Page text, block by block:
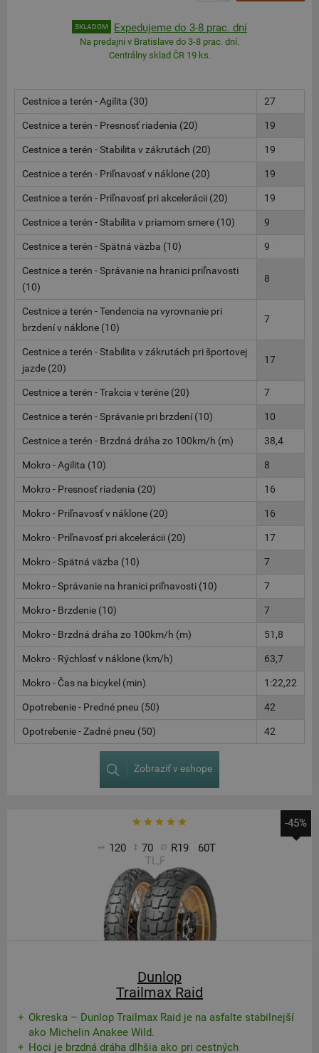
SKLADOM Expedujeme do 3-8 prac. dní
Na predajni v Bratislave do 3-8 prac. dní.
Centrálny sklad ČR 19 ks.
Cestnice a terén - Agilita (30) 27
Cestnice a terén - Presnosť riadenia (20) 19
Cestnice a terén - Stabilita v zákrutách (20) 19
Cestnice a terén - Priľnavosť v náklone (20) 19
Cestnice a terén - Priľnavosť pri akcelerácii (20) 19
Cestnice a terén - Stabilita v priamom smere (10) 9
Cestnice a terén - Spätná väzba (10) 9
Cestnice a terén - Správanie na hranici priľnavosti
(10)
8
Cestnice a terén - Tendencia na vyrovnanie pri
brzdení v náklone (10)
7
Cestnice a terén - Stabilita v zákrutách pri športovej
jazde (20)
17
Cestnice a terén - Trakcia v teréne (20) 7
Cestnice a terén - Správanie pri brzdení (10) 10
Cestnice a terén - Brzdná dráha zo 100km/h (m) 38,4
Mokro - Agilita (10) 8
Mokro - Presnosť riadenia (20) 16
Mokro - Priľnavosť v náklone (20) 16
Mokro - Priľnavosť pri akcelerácii (20) 17
Mokro - Spätná väzba (10) 7
Mokro - Správanie na hranici priľnavosti (10) 7
Mokro - Brzdenie (10) 7
Mokro - Brzdná dráha zo 100km/h (m) 51,8
Mokro - Rýchlosť v náklone (km/h) 63,7
Mokro - Čas na bicykel (min) 1:22,22
Opotrebenie - Predné pneu (50) 42
Opotrebenie - Zadné pneu (50) 42
Zobraziť v eshope
120 70 R19
60T
TL,F
-45%
Dunlop
Trailmax Raid
Okreska – Dunlop Trailmax Raid je na asfalte stabilnejší
ako Michelin Anakee Wild.
Hoci je brzdná dráha dlhšia ako pri cestných